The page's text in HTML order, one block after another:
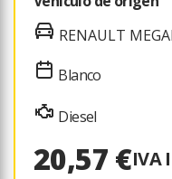
RENAULT
Blanco
Diesel
20,57 €IVA